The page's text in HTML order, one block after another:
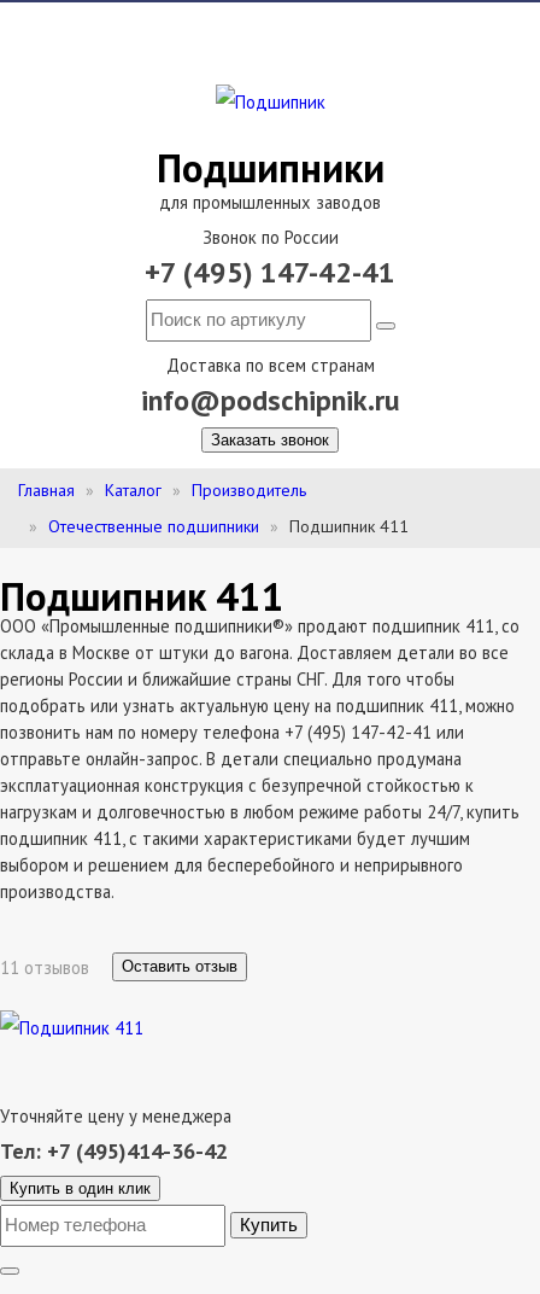
Подшипники
для промышленных заводов
Звонок по России
+7 (495) 147-42-41
Доставка по всем странам
info@podschipnik.ru
Заказать звонок
Главная Каталог
Производитель
Отечественные подшипники
Подшипник 411
Подшипник 411
ООО «Промышленные подшипники®» продают подшипник 411, со
склада в Москве от штуки до вагона. Доставляем детали во все
регионы России и ближайшие страны СНГ. Для того чтобы
подобрать или узнать актуальную цену на подшипник 411, можно
позвонить нам по номеру телефона +7 (495) 147-42-41 или
отправьте онлайн-запрос. В детали специально продумана
эксплатуационная конструкция с безупречной стойкостью к
нагрузкам и долговечностью в любом режиме работы 24/7, купить
подшипник 411, с такими характеристиками будет лучшим
выбором и решением для бесперебойного и неприрывного
производства.
11 отзывов Оставить отзыв
Уточняйте цену у менеджера
Тел: +7 (495)414-36-42
Купить в один клик